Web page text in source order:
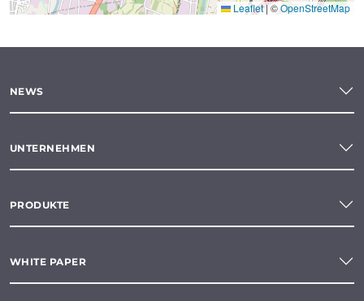
Leaflet|©OpenStreetMap
NEWS
UNTERNEHMEN
PRODUKTE
WHITE PAPER